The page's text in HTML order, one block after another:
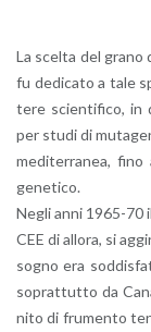
La scel­ta del grano
fu de­di­ca­to a tale
te­re scien­ti­fi­co, in
per studi di
me­di­ter­ra­nea, fino
ge­ne­ti­co.
Negli anni 1965-70
CEE di al­lo­ra, si
so­gno era
so­prat­tut­to da
ni­to di fru­men­to